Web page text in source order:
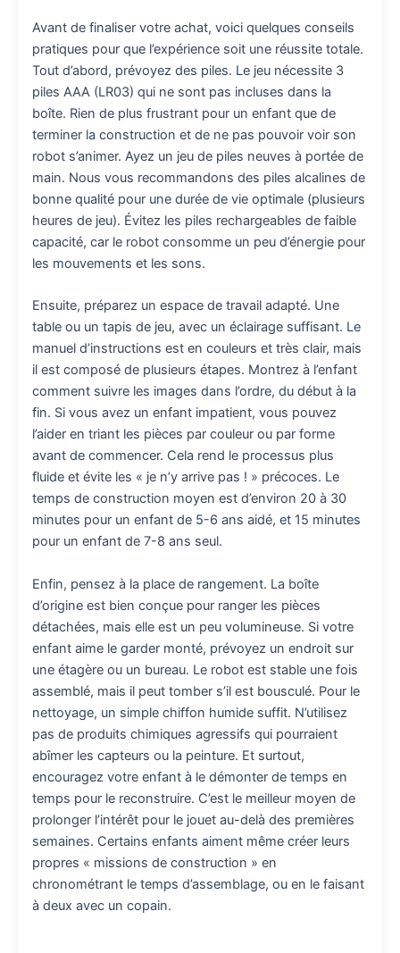
Avant de finaliser votre achat, voici quelques conseils
pratiques pour que l’expérience soit une réussite totale.
Tout d’abord, prévoyez des piles. Le jeu nécessite 3
piles AAA (LR03) qui ne sont pas incluses dans la
boîte. Rien de plus frustrant pour un enfant que de
terminer la construction et de ne pas pouvoir voir son
robot s’animer. Ayez un jeu de piles neuves à portée de
main. Nous vous recommandons des piles alcalines de
bonne qualité pour une durée de vie optimale (plusieurs
heures de jeu). Évitez les piles rechargeables de faible
capacité, car le robot consomme un peu d’énergie pour
les mouvements et les sons.
Ensuite, préparez un espace de travail adapté. Une
table ou un tapis de jeu, avec un éclairage suffisant. Le
manuel d’instructions est en couleurs et très clair, mais
il est composé de plusieurs étapes. Montrez à l’enfant
comment suivre les images dans l’ordre, du début à la
fin. Si vous avez un enfant impatient, vous pouvez
l’aider en triant les pièces par couleur ou par forme
avant de commencer. Cela rend le processus plus
fluide et évite les « je n’y arrive pas ! » précoces. Le
temps de construction moyen est d’environ 20 à 30
minutes pour un enfant de 5-6 ans aidé, et 15 minutes
pour un enfant de 7-8 ans seul.
Enfin, pensez à la place de rangement. La boîte
d’origine est bien conçue pour ranger les pièces
détachées, mais elle est un peu volumineuse. Si votre
enfant aime le garder monté, prévoyez un endroit sur
une étagère ou un bureau. Le robot est stable une fois
assemblé, mais il peut tomber s’il est bousculé. Pour le
nettoyage, un simple chiffon humide suffit. N’utilisez
pas de produits chimiques agressifs qui pourraient
abîmer les capteurs ou la peinture. Et surtout,
encouragez votre enfant à le démonter de temps en
temps pour le reconstruire. C’est le meilleur moyen de
prolonger l’intérêt pour le jouet au-delà des premières
semaines. Certains enfants aiment même créer leurs
propres « missions de construction » en
chronométrant le temps d’assemblage, ou en le faisant
à deux avec un copain.